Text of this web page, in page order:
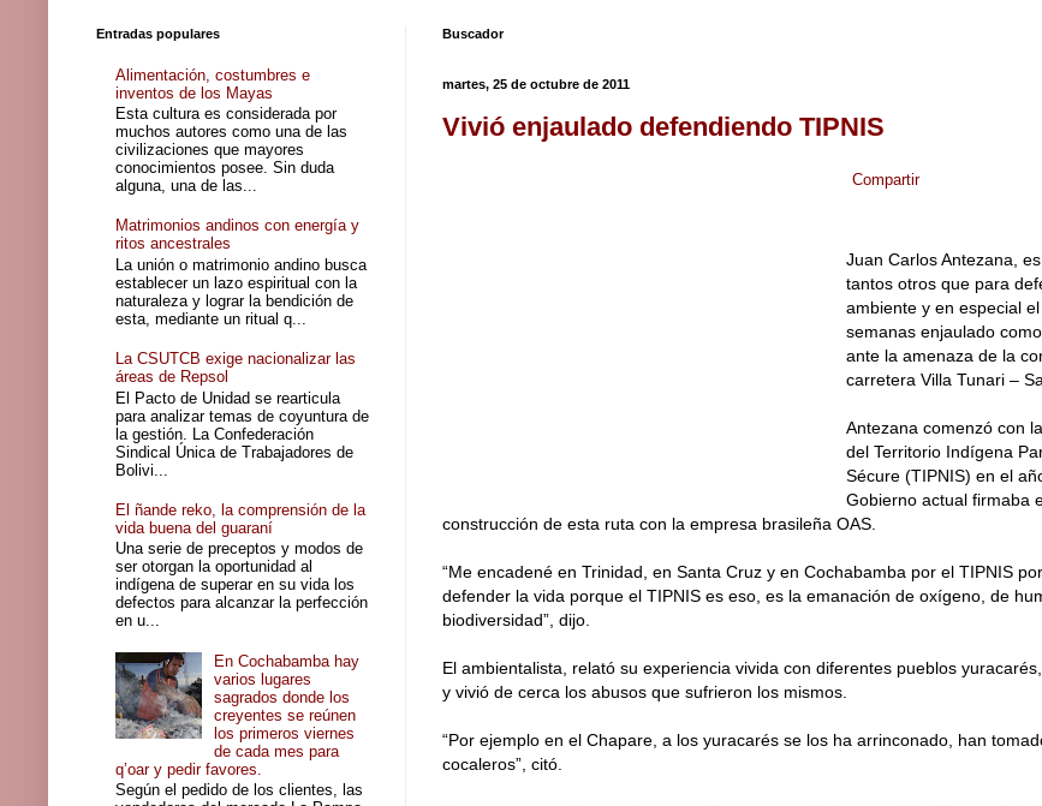
Buscador
martes, 25 de octubre de 2011
Vivió enjaulado defendiendo TIPNIS
Compartir
Juan Carlos Antezana,
tantos otros que para
ambiente y en especial
semanas enjaulado
ante la amenaza de la
carretera Villa Tunari –
Antezana comenzó con
del Territorio Indígena
Sécure (TIPNIS) en el
Gobierno actual firmaba
construcción de esta ruta con la empresa brasileña OAS.
“Me encadené en Trinidad, en Santa Cruz y en Cochabamba por el TIPNIS
defender la vida porque el TIPNIS es eso, es la emanación de oxígeno, de
biodiversidad”, dijo.
El ambientalista, relató su experiencia vivida con diferentes pueblos
y vivió de cerca los abusos que sufrieron los mismos.
“Por ejemplo en el Chapare, a los yuracarés se los ha arrinconado, han
cocaleros”, citó.
Entradas populares
Alimentación, costumbres e
inventos de los Mayas
Esta cultura es considerada por
muchos autores como una de las
civilizaciones que mayores
conocimientos posee. Sin duda
alguna, una de las...
Matrimonios andinos con energía y
ritos ancestrales
La unión o matrimonio andino busca
establecer un lazo espiritual con la
naturaleza y lograr la bendición de
esta, mediante un ritual q...
La CSUTCB exige nacionalizar las
áreas de Repsol
El Pacto de Unidad se rearticula
para analizar temas de coyuntura de
la gestión. La Confederación
Sindical Única de Trabajadores de
Bolivi...
El ñande reko, la comprensión de la
vida buena del guaraní
Una serie de preceptos y modos de
ser otorgan la oportunidad al
indígena de superar en su vida los
defectos para alcanzar la perfección
en u...
En Cochabamba hay
varios lugares
sagrados donde los
creyentes se reúnen
los primeros viernes
de cada mes para
q’oar y pedir favores.
Según el pedido de los clientes, las